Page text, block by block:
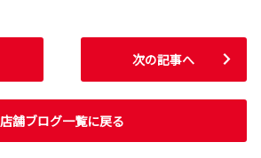
店舗ブログ一覧に戻る
次の記事へ